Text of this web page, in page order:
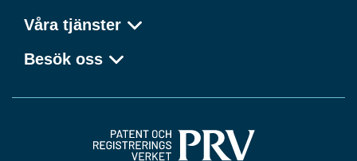
Våra tjänster
Besök oss